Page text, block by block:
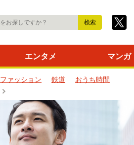
エンタメ マンガ
ファッション 鉄道
おうち時間